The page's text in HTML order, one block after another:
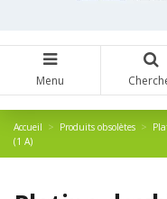
Menu
Accueil Produits obsolètes
(1 A)